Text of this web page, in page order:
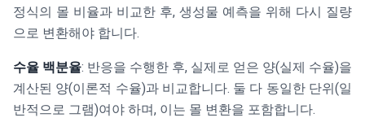
정식의 몰 비율과 비교한 후, 생성물 예측을 위해 다시 질량
으로 변환해야 합니다.
수율 백분율: 반응을 수행한 후, 실제로 얻은 양(실제 수율)을
계산된 양(이론적 수율)과 비교합니다. 둘 다 동일한 단위(일
반적으로 그램)여야 하며, 이는 몰 변환을 포함합니다.